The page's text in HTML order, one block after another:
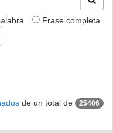
Frase completa
de un total de 25406